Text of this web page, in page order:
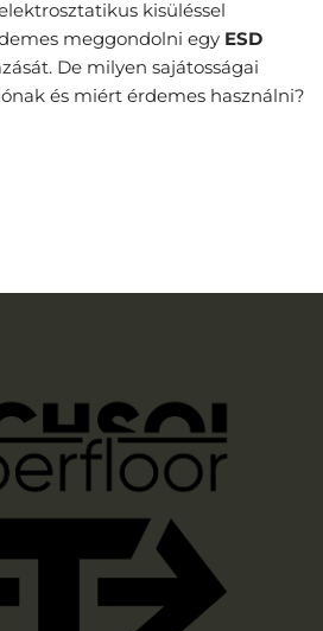
kisüléssel
meggondolni egy ESD
De milyen sajátosságai
és miért érdemes használni?